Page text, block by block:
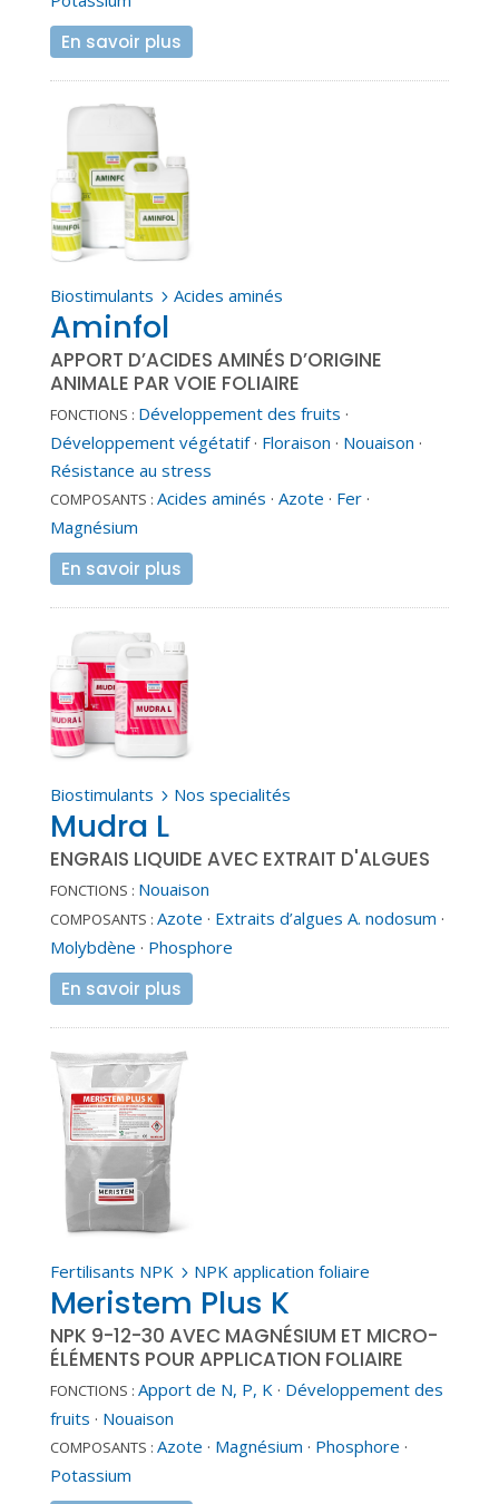
En savoir plus
Biostimulants 5 Acides aminés
Aminfol
APPORT D’ACIDES AMINÉS D’ORIGINE
ANIMALE PAR VOIE FOLIAIRE
FONCTIONS : Développement des fruits ·
Développement végétatif· Floraison · Nouaison ·
Résistance au stress
COMPOSANTS : Acides aminés · Azote · Fer·
Magnésium
En savoir plus
Biostimulants 5 Nos specialités
Mudra L
ENGRAIS LIQUIDE AVEC EXTRAIT D'ALGUES
FONCTIONS : Nouaison
COMPOSANTS : Azote · Extraits d’algues A. nodosum ·
Molybdène · Phosphore
En savoir plus
Fertilisants NPK5 NPK application foliaire
Meristem Plus K
NPK 9-12-30 AVEC MAGNÉSIUM ET MICRO-
ÉLÉMENTS POUR APPLICATION FOLIAIRE
FONCTIONS : Apport de N, P, K· Développement des
fruits · Nouaison
COMPOSANTS : Azote · Magnésium · Phosphore ·
Potassium